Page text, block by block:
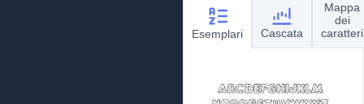
Esemplari Cascata
Mappa
dei
caratteri